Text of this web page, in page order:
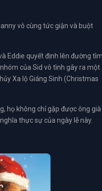
vô cùng tức giận và buột
Eddie quyết định lên đường tìm
của Sid vô tình gây ra một
Xa lộ Giáng Sinh (Christmas
họ không chỉ gặp được ông già
thực sự của ngày lễ này.